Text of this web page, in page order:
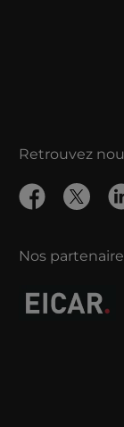
Retrouvez
Nos